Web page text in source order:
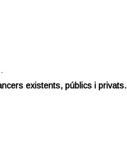
existents, públics i privats.